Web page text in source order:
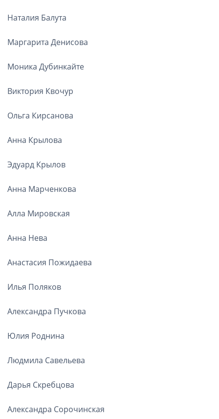
Наталия Балута
Маргарита Денисова
Моника Дубинкайте
Виктория Квочур
Ольга Кирсанова
Анна Крылова
Эдуард Крылов
Анна Марченкова
Алла Мировская
Анна Нева
Анастасия Пожидаева
Илья Поляков
Александра Пучкова
Юлия Роднина
Людмила Савельева
Дарья Скребцова
Александра Сорочинская